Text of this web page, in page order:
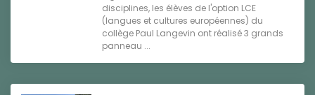
disciplines, les élèves de l'option LCE
(langues et cultures européennes) du
collège Paul Langevin ont réalisé 3 grands
panneau ...